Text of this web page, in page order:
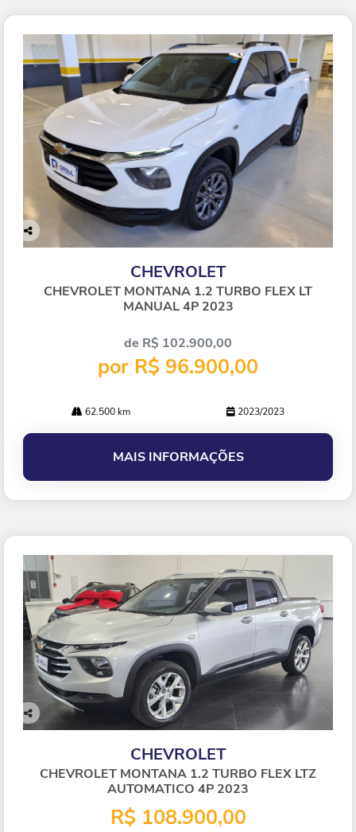
Co
CHEVROLET
CHEVROLET MONTANA 1.2 TURBO FLEX LT
MANUAL 4P 2023
de R$ 102.900,00
por R$ 96.900,00
62.500 km 2023/2023
MAIS INFORMAÇÕES
Co
CHEVROLET
CHEVROLET MONTANA 1.2 TURBO FLEX LTZ
AUTOMATICO 4P 2023
R$ 108.900,00